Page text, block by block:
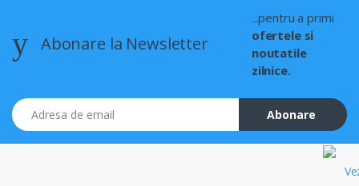
Abonare la Newsletter
...pentru a primi
ofertele si
noutatile
zilnice.
Adresa de email
Abonare